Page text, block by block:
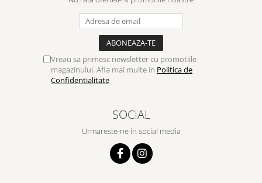
Vreau sa primesc newsletter cu promotiile
magazinului. Afla mai multe in Politica de
Confidentialitate
SOCIAL
Urmareste-ne in social media